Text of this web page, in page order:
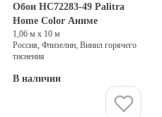
Обои HC72283-49 Palitra
Home Color Аниме
1,06 м х 10 м
Россия, Флизелин, Винил горячего
тиснения
В наличии